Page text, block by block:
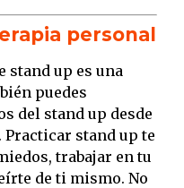
personal
stand up es una
puedes
del stand up desde
stand up te
trabajar en tu
de ti mismo. No